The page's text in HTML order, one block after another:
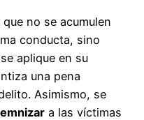
no se acumulen
conducta, sino
aplique en su
una pena
Asimismo, se
a las víctimas